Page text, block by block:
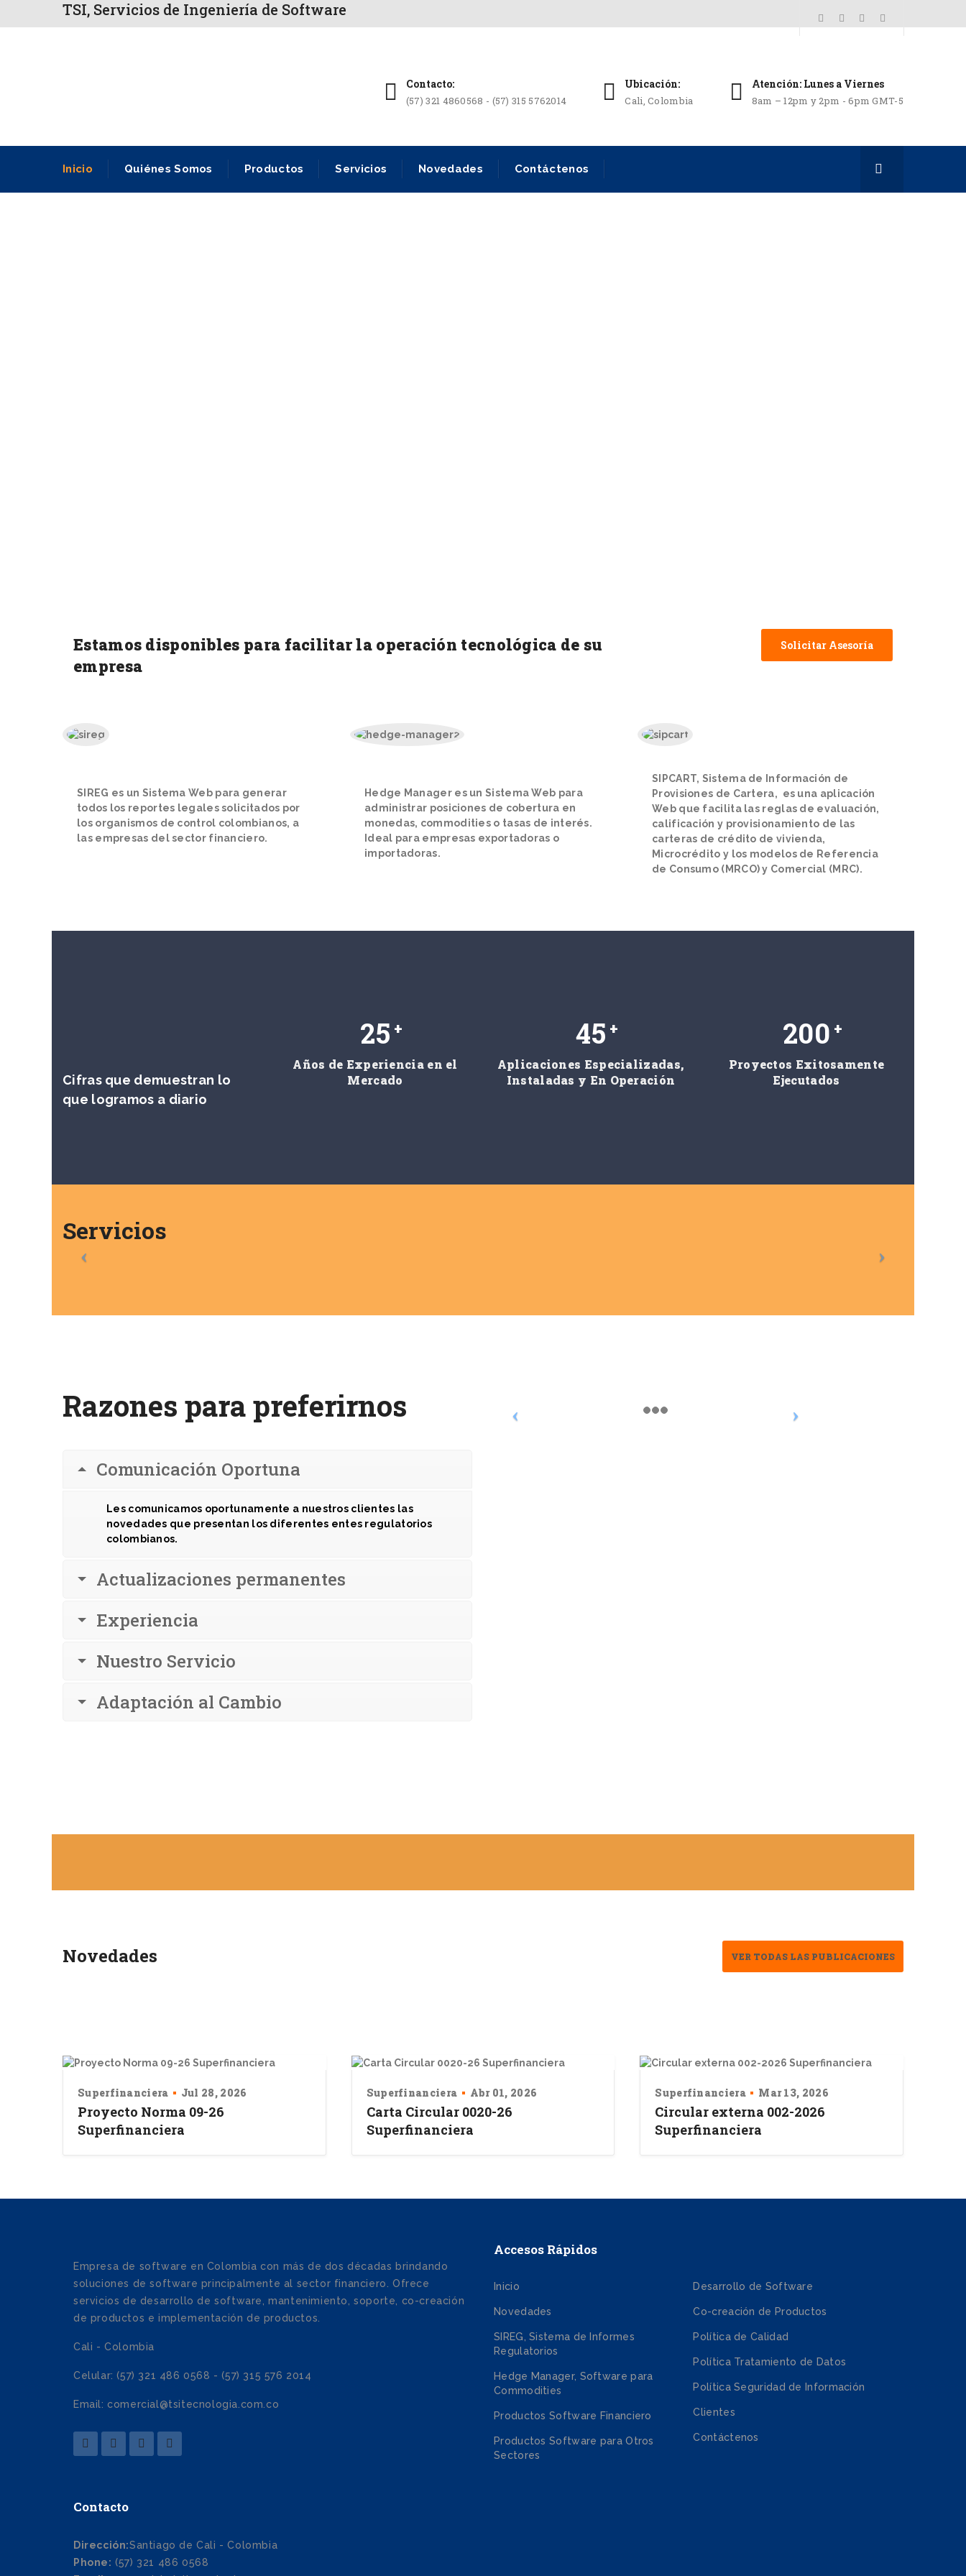
TSI, Servicios de Ingeniería de Software
Contacto:
(57) 321 4860568 - (57) 315 5762014
Ubicación:
Cali, Colombia
Atención: Lunes a Viernes
8am – 12pm y 2pm - 6pm GMT-5
Inicio Quiénes Somos Productos Servicios Novedades Contáctenos
Estamos disponibles para facilitar la operación tecnológica de su
empresa
Solicitar Asesoría
SIREG es un Sistema Webpara generar
todos los reportes legales solicitados por
los organismos de control colombianos, a
las empresas del sector financiero.
Hedge Manager es un Sistema Web para
administrar posiciones de cobertura en
monedas, commodities o tasas de interés.
Ideal para empresas exportadoras o
importadoras.
SIPCART, Sistema de Información de
Provisiones de Cartera, es una aplicación
Web que facilita las reglas de evaluación,
calificación y provisionamiento de las
carteras de crédito de vivienda,
Microcrédito y los modelos de Referencia
de Consumo (MRCO) y Comercial (MRC).
Cifras que demuestran lo
que logramos a diario
25 +
Años de Experiencia en el
Mercado
45 +
Aplicaciones Especializadas,
Instaladas y En Operación
200 +
Proyectos Exitosamente
Ejecutados
Servicios
Razones para preferirnos
Comunicación Oportuna
Les comunicamos oportunamente a nuestros clientes las
novedades que presentan los diferentes entes regulatorios
colombianos.
Actualizaciones permanentes
Experiencia
Nuestro Servicio
Adaptación al Cambio
Novedades VER TODAS LAS PUBLICACIONES
Superfinanciera Jul 28, 2026
Proyecto Norma 09-26
Superfinanciera
Superfinanciera Abr 01, 2026
Carta Circular 0020-26
Superfinanciera
Superfinanciera Mar 13, 2026
Circular externa 002-2026
Superfinanciera
Empresa de software en Colombia con más de dos décadas brindando
soluciones de software principalmente al sector financiero. Ofrece
servicios de desarrollo de software, mantenimiento, soporte, co-creación
de productos e implementación de productos.
Cali - Colombia
Celular: (57) 321 486 0568 - (57) 315 576 2014
Email: comercial@tsitecnologia.com.co
Contacto
Dirección:Santiago de Cali - Colombia
Phone: (57) 321 486 0568
Accesos Rápidos
Inicio
Novedades
SIREG, Sistema de Informes
Regulatorios
Hedge Manager, Software para
Commodities
Productos Software Financiero
Productos Software para Otros
Sectores
Desarrollo de Software
Co-creación de Productos
Política de Calidad
Política Tratamiento de Datos
Política Seguridad de Información
Clientes
Contáctenos